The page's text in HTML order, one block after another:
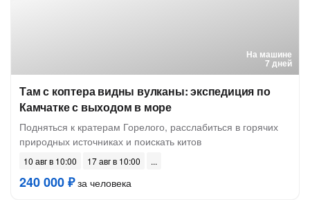
На машине
7 дней
Там с коптера видны вулканы: экспедиция по
Камчатке с выходом в море
Подняться к кратерам Горелого, расслабиться в горячих
природных источниках и поискать китов
10 авг в 10:00 17 авг в 10:00
240 000 ₽за человека